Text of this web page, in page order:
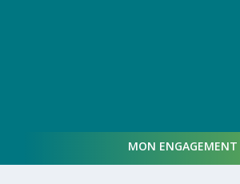
MON ENGAGEMENT